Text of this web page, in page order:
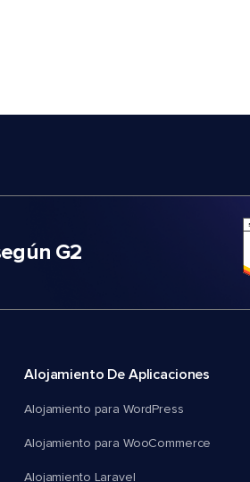
G2
Alojamiento De Aplicaciones
Alojamiento para WordPress
Alojamiento para WooCommerce
Alojamiento Laravel